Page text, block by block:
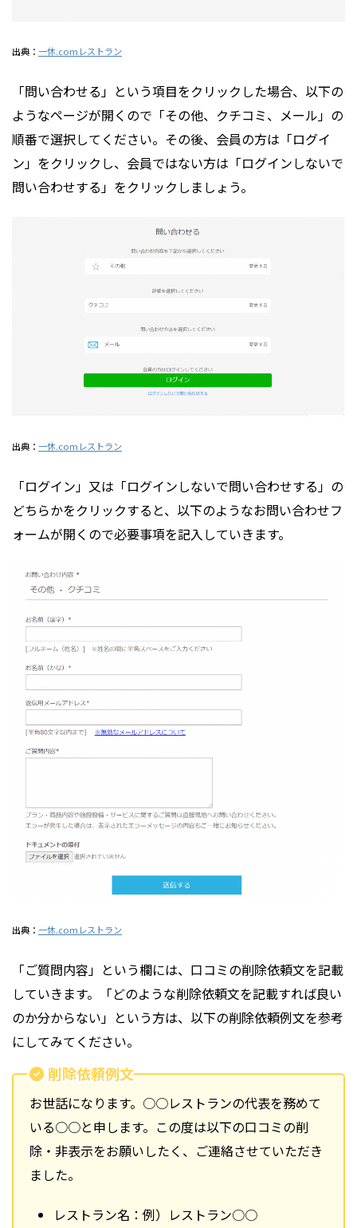
出典： 一休.comレストラン
「問い合わせる」という項目をクリックした場合、以下の
ようなページが開くので「その他、クチコミ、メール」の
順番で選択してください。その後、会員の方は「ログイ
ン」をクリックし、会員ではない方は「ログインしないで
問い合わせする」をクリックしましょう。
出典： 一休.comレストラン
「ログイン」又は「ログインしないで問い合わせする」の
どちらかをクリックすると、以下のようなお問い合わせフ
ォームが開くので必要事項を記入していきます。
出典： 一休.comレストラン
「ご質問内容」という欄には、口コミの削除依頼文を記載
していきます。「どのような削除依頼文を記載すれば良い
のか分からない」という方は、以下の削除依頼例文を参考
にしてみてください。
削除依頼例文
お世話になります。○○レストランの代表を務めて
いる○○と申します。この度は以下の口コミの削
除・非表示をお願いしたく、ご連絡させていただき
ました。
レストラン名：例）レストラン○○